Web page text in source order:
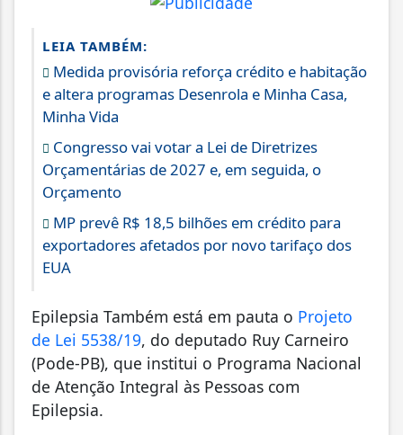
LEIA TAMBÉM:
Medida provisória reforça crédito e habitação
e altera programas Desenrola e Minha Casa,
Minha Vida
Congresso vai votar a Lei de Diretrizes
Orçamentárias de 2027 e, em seguida, o
Orçamento
MP prevê R$ 18,5 bilhões em crédito para
exportadores afetados por novo tarifaço dos
EUA
Epilepsia Também está em pauta o Projeto
de Lei 5538/19, do deputado Ruy Carneiro
(Pode-PB), que institui o Programa Nacional
de Atenção Integral às Pessoas com
Epilepsia.